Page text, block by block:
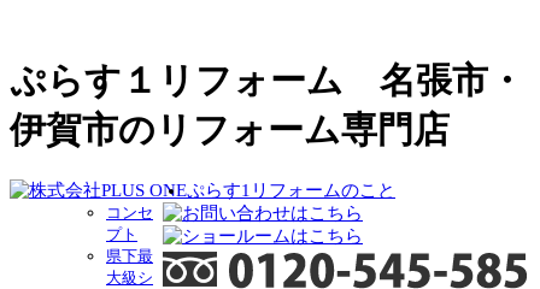
ぷらす１リフォーム 名張市・
伊賀市のリフォーム専門店
ぷらす1リフォームのこと
コンセ
プト
県下最
大級シ